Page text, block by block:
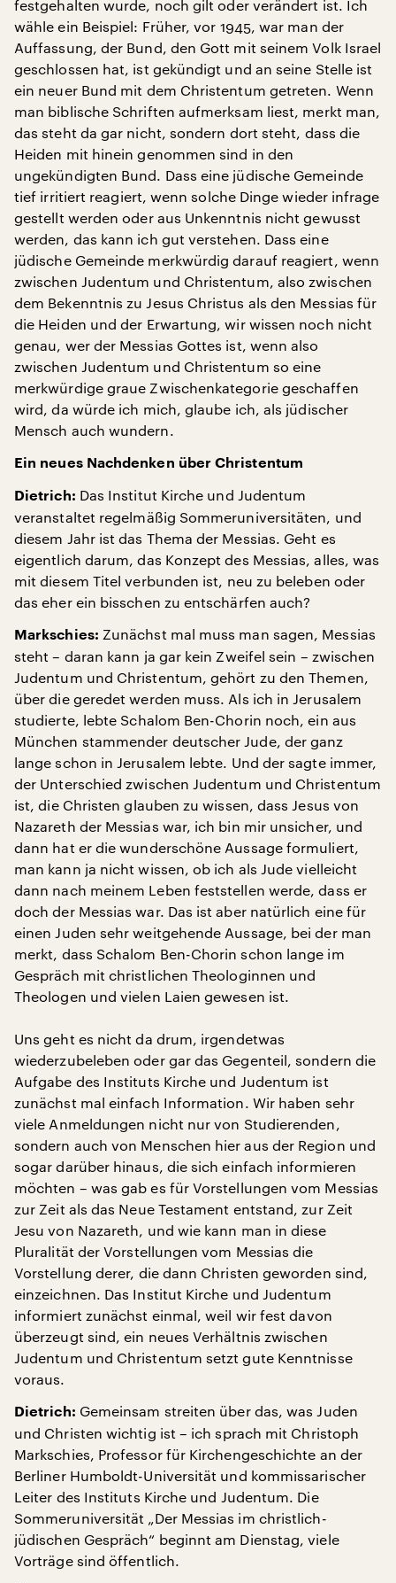
festgehalten wurde, noch gilt oder verändert ist. Ich
wähle ein Beispiel: Früher, vor 1945, war man der
Auffassung, der Bund, den Gott mit seinem Volk Israel
geschlossen hat, ist gekündigt und an seine Stelle ist
ein neuer Bund mit dem Christentum getreten. Wenn
man biblische Schriften aufmerksam liest, merkt man,
das steht da gar nicht, sondern dort steht, dass die
Heiden mit hinein genommen sind in den
ungekündigten Bund. Dass eine jüdische Gemeinde
tief irritiert reagiert, wenn solche Dinge wieder infrage
gestellt werden oder aus Unkenntnis nicht gewusst
werden, das kann ich gut verstehen. Dass eine
jüdische Gemeinde merkwürdig darauf reagiert, wenn
zwischen Judentum und Christentum, also zwischen
dem Bekenntnis zu Jesus Christus als den Messias für
die Heiden und der Erwartung, wir wissen noch nicht
genau, wer der Messias Gottes ist, wenn also
zwischen Judentum und Christentum so eine
merkwürdige graue Zwischenkategorie geschaffen
wird, da würde ich mich, glaube ich, als jüdischer
Mensch auch wundern.
Ein neues Nachdenken über Christentum
Dietrich: Das Institut Kirche und Judentum
veranstaltet regelmäßig Sommeruniversitäten, und
diesem Jahr ist das Thema der Messias. Geht es
eigentlich darum, das Konzept des Messias, alles, was
mit diesem Titel verbunden ist, neu zu beleben oder
das eher ein bisschen zu entschärfen auch?
Markschies: Zunächst mal muss man sagen, Messias
steht – daran kann ja gar kein Zweifel sein – zwischen
Judentum und Christentum, gehört zu den Themen,
über die geredet werden muss. Als ich in Jerusalem
studierte, lebte Schalom Ben-Chorin noch, ein aus
München stammender deutscher Jude, der ganz
lange schon in Jerusalem lebte. Und der sagte immer,
der Unterschied zwischen Judentum und Christentum
ist, die Christen glauben zu wissen, dass Jesus von
Nazareth der Messias war, ich bin mir unsicher, und
dann hat er die wunderschöne Aussage formuliert,
man kann ja nicht wissen, ob ich als Jude vielleicht
dann nach meinem Leben feststellen werde, dass er
doch der Messias war. Das ist aber natürlich eine für
einen Juden sehr weitgehende Aussage, bei der man
merkt, dass Schalom Ben-Chorin schon lange im
Gespräch mit christlichen Theologinnen und
Theologen und vielen Laien gewesen ist.
Uns geht es nicht da drum, irgendetwas
wiederzubeleben oder gar das Gegenteil, sondern die
Aufgabe des Instituts Kirche und Judentum ist
zunächst mal einfach Information. Wir haben sehr
viele Anmeldungen nicht nur von Studierenden,
sondern auch von Menschen hier aus der Region und
sogar darüber hinaus, die sich einfach informieren
möchten – was gab es für Vorstellungen vom Messias
zur Zeit als das Neue Testament entstand, zur Zeit
Jesu von Nazareth, und wie kann man in diese
Pluralität der Vorstellungen vom Messias die
Vorstellung derer, die dann Christen geworden sind,
einzeichnen. Das Institut Kirche und Judentum
informiert zunächst einmal, weil wir fest davon
überzeugt sind, ein neues Verhältnis zwischen
Judentum und Christentum setzt gute Kenntnisse
voraus.
Dietrich: Gemeinsam streiten über das, was Juden
und Christen wichtig ist – ich sprach mit Christoph
Markschies, Professor für Kirchengeschichte an der
Berliner Humboldt-Universität und kommissarischer
Leiter des Instituts Kirche und Judentum. Die
Sommeruniversität „Der Messias im christlich-
jüdischen Gespräch“ beginnt am Dienstag, viele
Vorträge sind öffentlich.